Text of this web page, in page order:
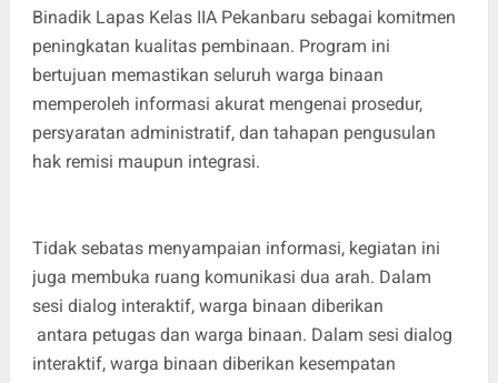
Binadik Lapas Kelas IIA Pekanbaru sebagai komitmen
peningkatan kualitas pembinaan. Program ini
bertujuan memastikan seluruh warga binaan
memperoleh informasi akurat mengenai prosedur,
persyaratan administratif, dan tahapan pengusulan
hak remisi maupun integrasi.
Tidak sebatas menyampaian informasi, kegiatan ini
juga membuka ruang komunikasi dua arah. Dalam
sesi dialog interaktif, warga binaan diberikan
antara petugas dan warga binaan. Dalam sesi dialog
interaktif, warga binaan diberikan kesempatan